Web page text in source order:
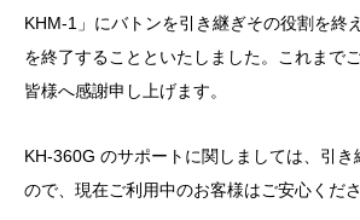
KHM-1」にバトンを引き継ぎその役割を終
を終了することといたしました。これまで
皆様へ感謝申し上げます。
KH-360G のサポートに関しましては、引き
ので、現在ご利用中のお客様はご安心くださ